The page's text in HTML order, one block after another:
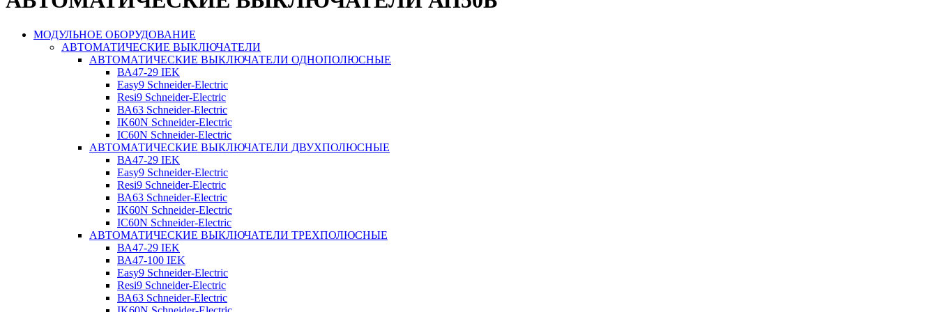
МОДУЛЬНОЕ ОБОРУДОВАНИЕ
АВТОМАТИЧЕСКИЕ ВЫКЛЮЧАТЕЛИ
АВТОМАТИЧЕСКИЕ ВЫКЛЮЧАТЕЛИ ОДНОПОЛЮСНЫЕ
ВА47-29 IEK
Easy9 Schneider-Electric
Resi9 Schneider-Electric
ВА63 Schneider-Electric
IK60N Schneider-Electric
IC60N Schneider-Electric
АВТОМАТИЧЕСКИЕ ВЫКЛЮЧАТЕЛИ ДВУХПОЛЮСНЫЕ
ВА47-29 IEK
Easy9 Schneider-Electric
Resi9 Schneider-Electric
ВА63 Schneider-Electric
IK60N Schneider-Electric
IC60N Schneider-Electric
АВТОМАТИЧЕСКИЕ ВЫКЛЮЧАТЕЛИ ТРЕХПОЛЮСНЫЕ
ВА47-29 IEK
ВА47-100 IEK
Easy9 Schneider-Electric
Resi9 Schneider-Electric
ВА63 Schneider-Electric